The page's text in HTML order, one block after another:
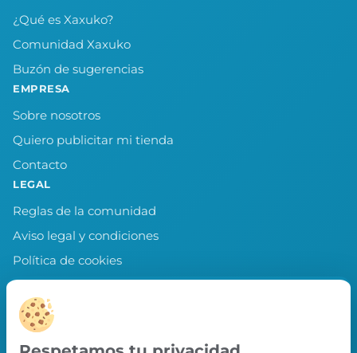
¿Qué es Xaxuko?
Comunidad Xaxuko
Buzón de sugerencias
EMPRESA
Sobre nosotros
Quiero publicitar mi tienda
Contacto
LEGAL
Reglas de la comunidad
Aviso legal y condiciones
Política de cookies
Política de privacidad
Preferencias de cookies
LLEVA XAXUKO CONTIGO